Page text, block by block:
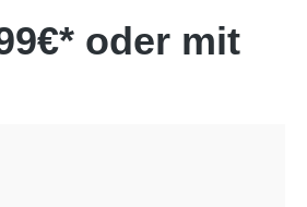
oder mit